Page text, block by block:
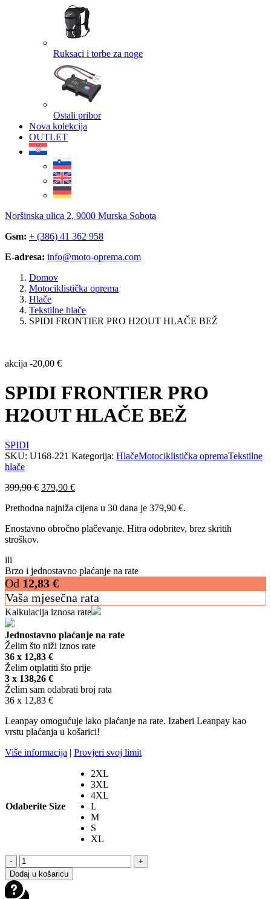
Ruksaci i torbe za noge
Ostali pribor
Nova kolekcija
OUTLET
Noršinska ulica 2, 9000 Murska Sobota
Gsm: + (386) 41 362 958
E-adresa: info@moto-oprema.com
Domov
Motociklistička oprema
Hlače
Tekstilne hlače
SPIDI FRONTIER PRO H2OUT HLAČE BEŽ
akcija -20,00 €
SPIDI FRONTIER PRO
H2OUT HLAČE BEŽ
SPIDI
SKU: U168-221 Kategorija: HlačeMotociklistička opremaTekstilne
hlače
399,90€ Izvorna
bila
399,90 €.
379,90 €Trenutna
je:
Prethodna najniža cijena u 30 dana je 379,90 €.
Enostavno obročno plačevanje. Hitra odobritev, brez skritih
stroškov.
ili
Brzo i jednostavno plaćanje na rate
Od 12,83 €
Vaša mjesečna rata
Kalkulacija iznosa rate
Jednostavno plaćanje na rate
Želim što niži iznos rate
36 x 12,83 €
Želim otplatiti što prije
3 x 138,26 €
Želim sam odabrati broj rata
36 x 12,83 €
Leanpay omogućuje lako plaćanje na rate. Izaberi Leanpay kao
vrstu plaćanja u košarici!
Više informacija | Provjeri svoj limit
Odaberite Size
2XL
3XL
4XL
L
M
S
XL
-
SPIDI
FRONTIER
PRO
H2OUT
+
Dodaj u košaricu